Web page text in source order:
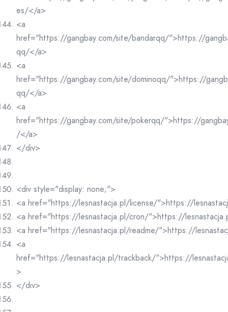
es/</a>
<a
href="https://gangbay.com/site/bandarqq/">https://
qq/</a>
<a
href="https://gangbay.com/site/dominoqq/">https://
qq/</a>
<a
href="https://gangbay.com/site/pokerqq/">https://
/</a>
</div>
<div style="display: none;">
<a href="https://lesnastacja.pl/license/">https://
<a href="https://lesnastacja.pl/cron/">https://
<a href="https://lesnastacja.pl/readme/">https://
<a
href="https://lesnastacja.pl/trackback/">https://
>
</div>